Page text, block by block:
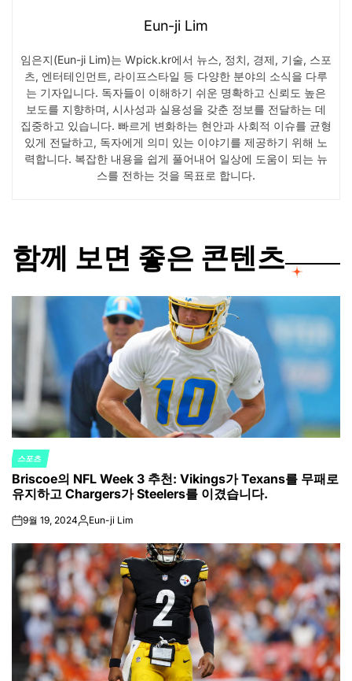
Eun-ji Lim
임은지(Eun-ji Lim)는 Wpick.kr에서 뉴스, 정치, 경제, 기술, 스포
츠, 엔터테인먼트, 라이프스타일 등 다양한 분야의 소식을 다루
는 기자입니다. 독자들이 이해하기 쉬운 명확하고 신뢰도 높은
보도를 지향하며, 시사성과 실용성을 갖춘 정보를 전달하는 데
집중하고 있습니다. 빠르게 변화하는 현안과 사회적 이슈를 균형
있게 전달하고, 독자에게 의미 있는 이야기를 제공하기 위해 노
력합니다. 복잡한 내용을 쉽게 풀어내어 일상에 도움이 되는 뉴
스를 전하는 것을 목표로 합니다.
함께 보면 좋은 콘텐츠
POSTED
IN
스포츠
Briscoe의 NFL Week 3 추천: Vikings가 Texans를 무패로
유지하고 Chargers가 Steelers를 이겼습니다.
on9월 19, 2024Posted
Eun-ji Lim